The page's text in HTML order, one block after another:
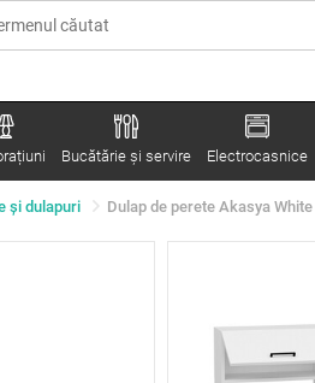
Bucătărie și servire Electrocasnice
și dulapuri Dulap de perete Akasya White